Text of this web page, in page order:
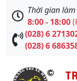
Thời gian làm
8:00 - 18:00
(028) 6
(028) 6